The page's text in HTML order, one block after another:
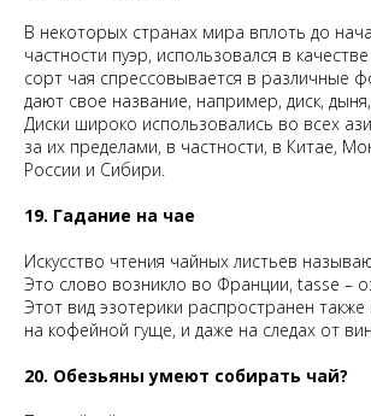
В некоторых странах мира вплоть до
частности пуэр, использовался в
сорт чая спрессовывается в различные
дают свое название, например, диск,
Диски широко использовались во всех
за их пределами, в частности, в Китае,
России и Сибири.
19. Гадание на чае
Искусство чтения чайных листьев
Это слово возникло во Франции, tasse –
Этот вид эзотерики распространен также
на кофейной гуще, и даже на следах от
20. Обезьяны умеют собирать чай?